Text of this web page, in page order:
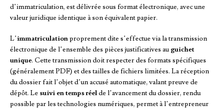
d’immatriculation, est délivrée sous format électronique, avec une
valeur juridique identique à son équivalent papier.
L’immatriculationproprement dite s’effectue via la transmission
électronique de l’ensemble des pièces justificatives auguichet
unique. Cette transmission doit respecter des formats spécifiques
(généralement PDF) et des tailles de fichiers limitées. La réception
du dossier fait l’objet d’un accusé automatique, valant preuve de
dépôt. Le suivi en temps réelde l’avancement du dossier, rendu
possible par les technologies numériques, permet à l’entrepreneur